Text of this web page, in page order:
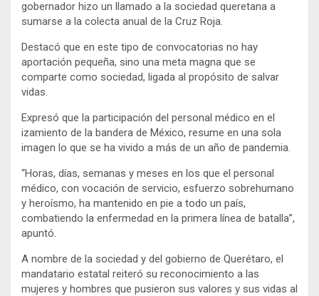
gobernador hizo un llamado a la sociedad queretana a
sumarse a la colecta anual de la Cruz Roja.
Destacó que en este tipo de convocatorias no hay
aportación pequeña, sino una meta magna que se
comparte como sociedad, ligada al propósito de salvar
vidas.
Expresó que la participación del personal médico en el
izamiento de la bandera de México, resume en una sola
imagen lo que se ha vivido a más de un año de pandemia.
“Horas, días, semanas y meses en los que el personal
médico, con vocación de servicio, esfuerzo sobrehumano
y heroísmo, ha mantenido en pie a todo un país,
combatiendo la enfermedad en la primera línea de batalla”,
apuntó.
A nombre de la sociedad y del gobierno de Querétaro, el
mandatario estatal reiteró su reconocimiento a las
mujeres y hombres que pusieron sus valores y sus vidas al